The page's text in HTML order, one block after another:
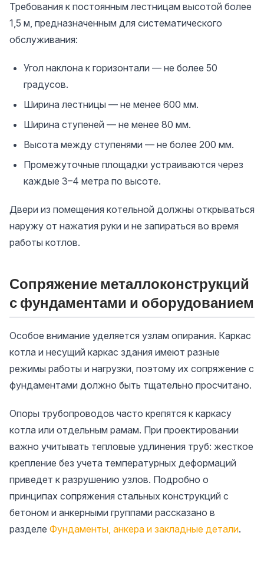
Требования к постоянным лестницам высотой более
1,5 м, предназначенным для систематического
обслуживания:
Угол наклона к горизонтали — не более 50
градусов.
Ширина лестницы — не менее 600 мм.
Ширина ступеней — не менее 80 мм.
Высота между ступенями — не более 200 мм.
Промежуточные площадки устраиваются через
каждые 3–4 метра по высоте.
Двери из помещения котельной должны открываться
наружу от нажатия руки и не запираться во время
работы котлов.
Сопряжение металлоконструкций
с фундаментами и оборудованием
Особое внимание уделяется узлам опирания. Каркас
котла и несущий каркас здания имеют разные
режимы работы и нагрузки, поэтому их сопряжение с
фундаментами должно быть тщательно просчитано.
Опоры трубопроводов часто крепятся к каркасу
котла или отдельным рамам. При проектировании
важно учитывать тепловые удлинения труб: жесткое
крепление без учета температурных деформаций
приведет к разрушению узлов. Подробно о
принципах сопряжения стальных конструкций с
бетоном и анкерными группами рассказано в
разделе Фундаменты, анкера и закладные детали.